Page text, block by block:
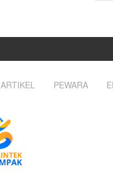
ARTIKEL PEWARA